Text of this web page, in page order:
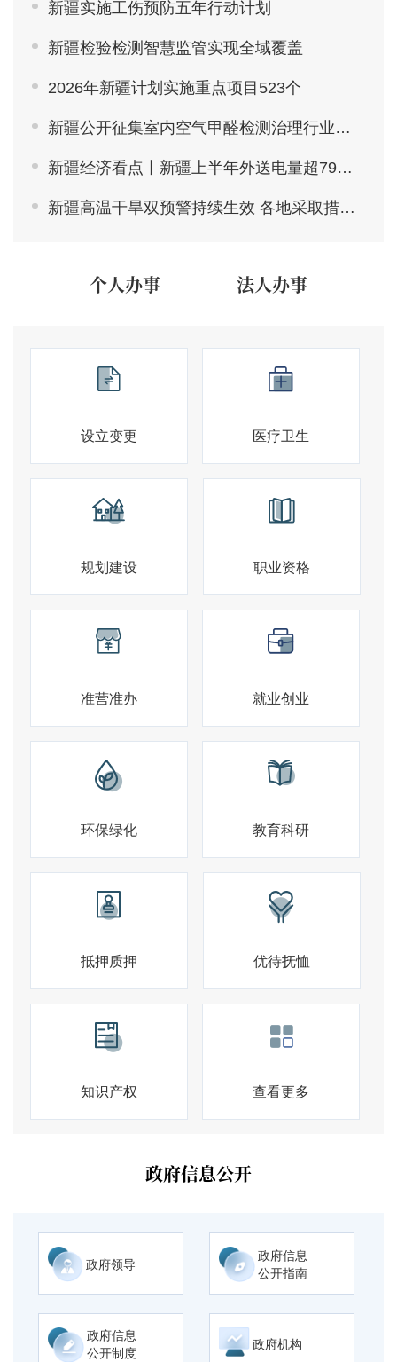
新疆实施工伤预防五年行动计划
新疆检验检测智慧监管实现全域覆盖
2026年新疆计划实施重点项目523个
新疆公开征集室内空气甲醛检测治理行业违法违规线索
新疆经济看点丨新疆上半年外送电量超790亿千瓦时
新疆高温干旱双预警持续生效 各地采取措施积极应对
个人办事 法人办事
设立变更 医疗卫生
规划建设 职业资格
准营准办 就业创业
环保绿化 教育科研
抵押质押 优待抚恤
知识产权 查看更多
政府信息公开
政府领导
政府信息
公开指南
政府信息
公开制度
政府机构